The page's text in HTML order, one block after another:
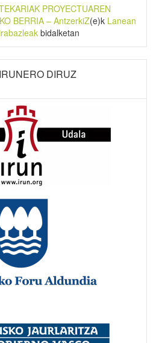
PROYECTUAREN
BERRIA – AntzerkiZ(e)k Lanean
bidalketan
DIRUZ